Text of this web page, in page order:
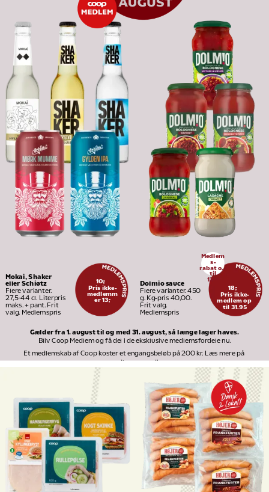
Mokai, Shaker
eller Schiøtz
Flere varianter.
27,5-44 cl. Literpris
maks. + pant. Frit
valg. Medlemspris
10,-
Pris ikke-
medlemm
er 13,-
Dolmio sauce
Flere varianter. 450
g. Kg-pris 40,00.
Frit valg.
Medlemspris
Medlem
s-
rabat op
til
13
18,-
Pris ikke-
medlem op
til 31.95
Gælder fra 1. august til og med 31. august, så længe lager haves.
Bliv Coop Medlem og få del i de eksklusive medlemsfordele nu.
Et medlemskab af Coop koster et engangsbeløb på 200 kr. Læs mere på
medlem.coop.dk